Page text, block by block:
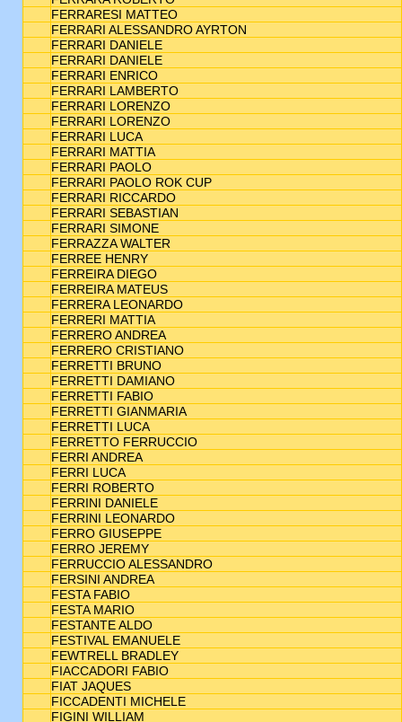
FERRARESI MATTEO
FERRARI ALESSANDRO AYRTON
FERRARI DANIELE
FERRARI DANIELE
FERRARI ENRICO
FERRARI LAMBERTO
FERRARI LORENZO
FERRARI LORENZO
FERRARI LUCA
FERRARI MATTIA
FERRARI PAOLO
FERRARI PAOLO ROK CUP
FERRARI RICCARDO
FERRARI SEBASTIAN
FERRARI SIMONE
FERRAZZA WALTER
FERREE HENRY
FERREIRA DIEGO
FERREIRA MATEUS
FERRERA LEONARDO
FERRERI MATTIA
FERRERO ANDREA
FERRERO CRISTIANO
FERRETTI BRUNO
FERRETTI DAMIANO
FERRETTI FABIO
FERRETTI GIANMARIA
FERRETTI LUCA
FERRETTO FERRUCCIO
FERRI ANDREA
FERRI LUCA
FERRI ROBERTO
FERRINI DANIELE
FERRINI LEONARDO
FERRO GIUSEPPE
FERRO JEREMY
FERRUCCIO ALESSANDRO
FERSINI ANDREA
FESTA FABIO
FESTA MARIO
FESTANTE ALDO
FESTIVAL EMANUELE
FEWTRELL BRADLEY
FIACCADORI FABIO
FIAT JAQUES
FICCADENTI MICHELE
FIGINI WILLIAM